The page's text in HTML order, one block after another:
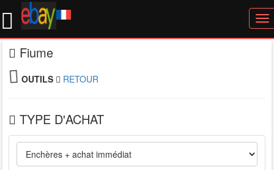
Fiume
OUTILS RETOUR
TYPE D'ACHAT